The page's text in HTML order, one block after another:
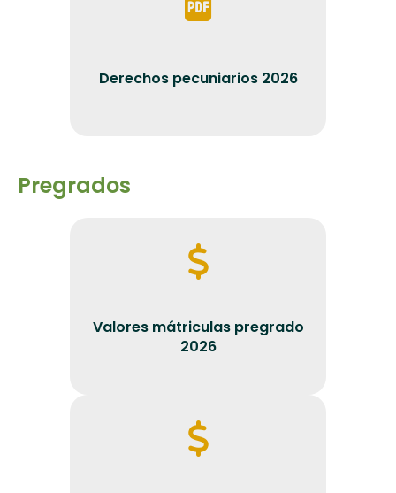
Derechos pecuniarios 2026
Pregrados
Valores mátriculas pregrado
2026